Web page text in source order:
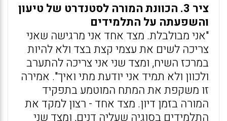
ציר 3. הכוונת המורה לסטנדרט של טיעון
והשפעתה על התלמידים
"אני מבולבלת. מצד אחד אני מרגישה שאני
צריכה לשים את עצמי קצת בצד ולא להיות
במרכז השיח, ומצד שני אני צריכה להתערב
ולכוון ולא תמיד אני יודעת מתי ואיך". אמירה
זו משקפת את המתח המוטמע בתפקיד
המורה בזמן דיון. מצד אחד - רצון למקד את
התלמידים בסוגיה שעליה דנים, ומצד שני